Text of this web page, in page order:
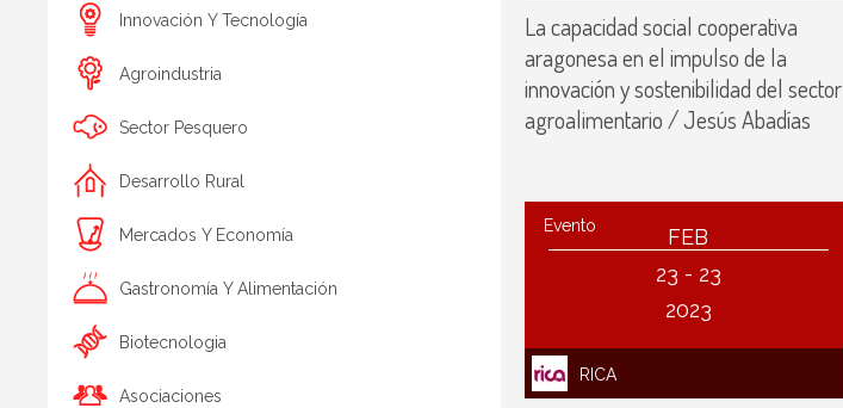
Innovación Y Tecnología
Agroindustria
Sector Pesquero
Desarrollo Rural
Mercados Y Economía
Gastronomía Y Alimentación
Biotecnologia
Asociaciones
La capacidad social cooperativa
aragonesa en el impulso de la
innovación y sostenibilidad del sector
agroalimentario / Jesús Abadías
FEB
23 - 23
2023
RICA
Evento